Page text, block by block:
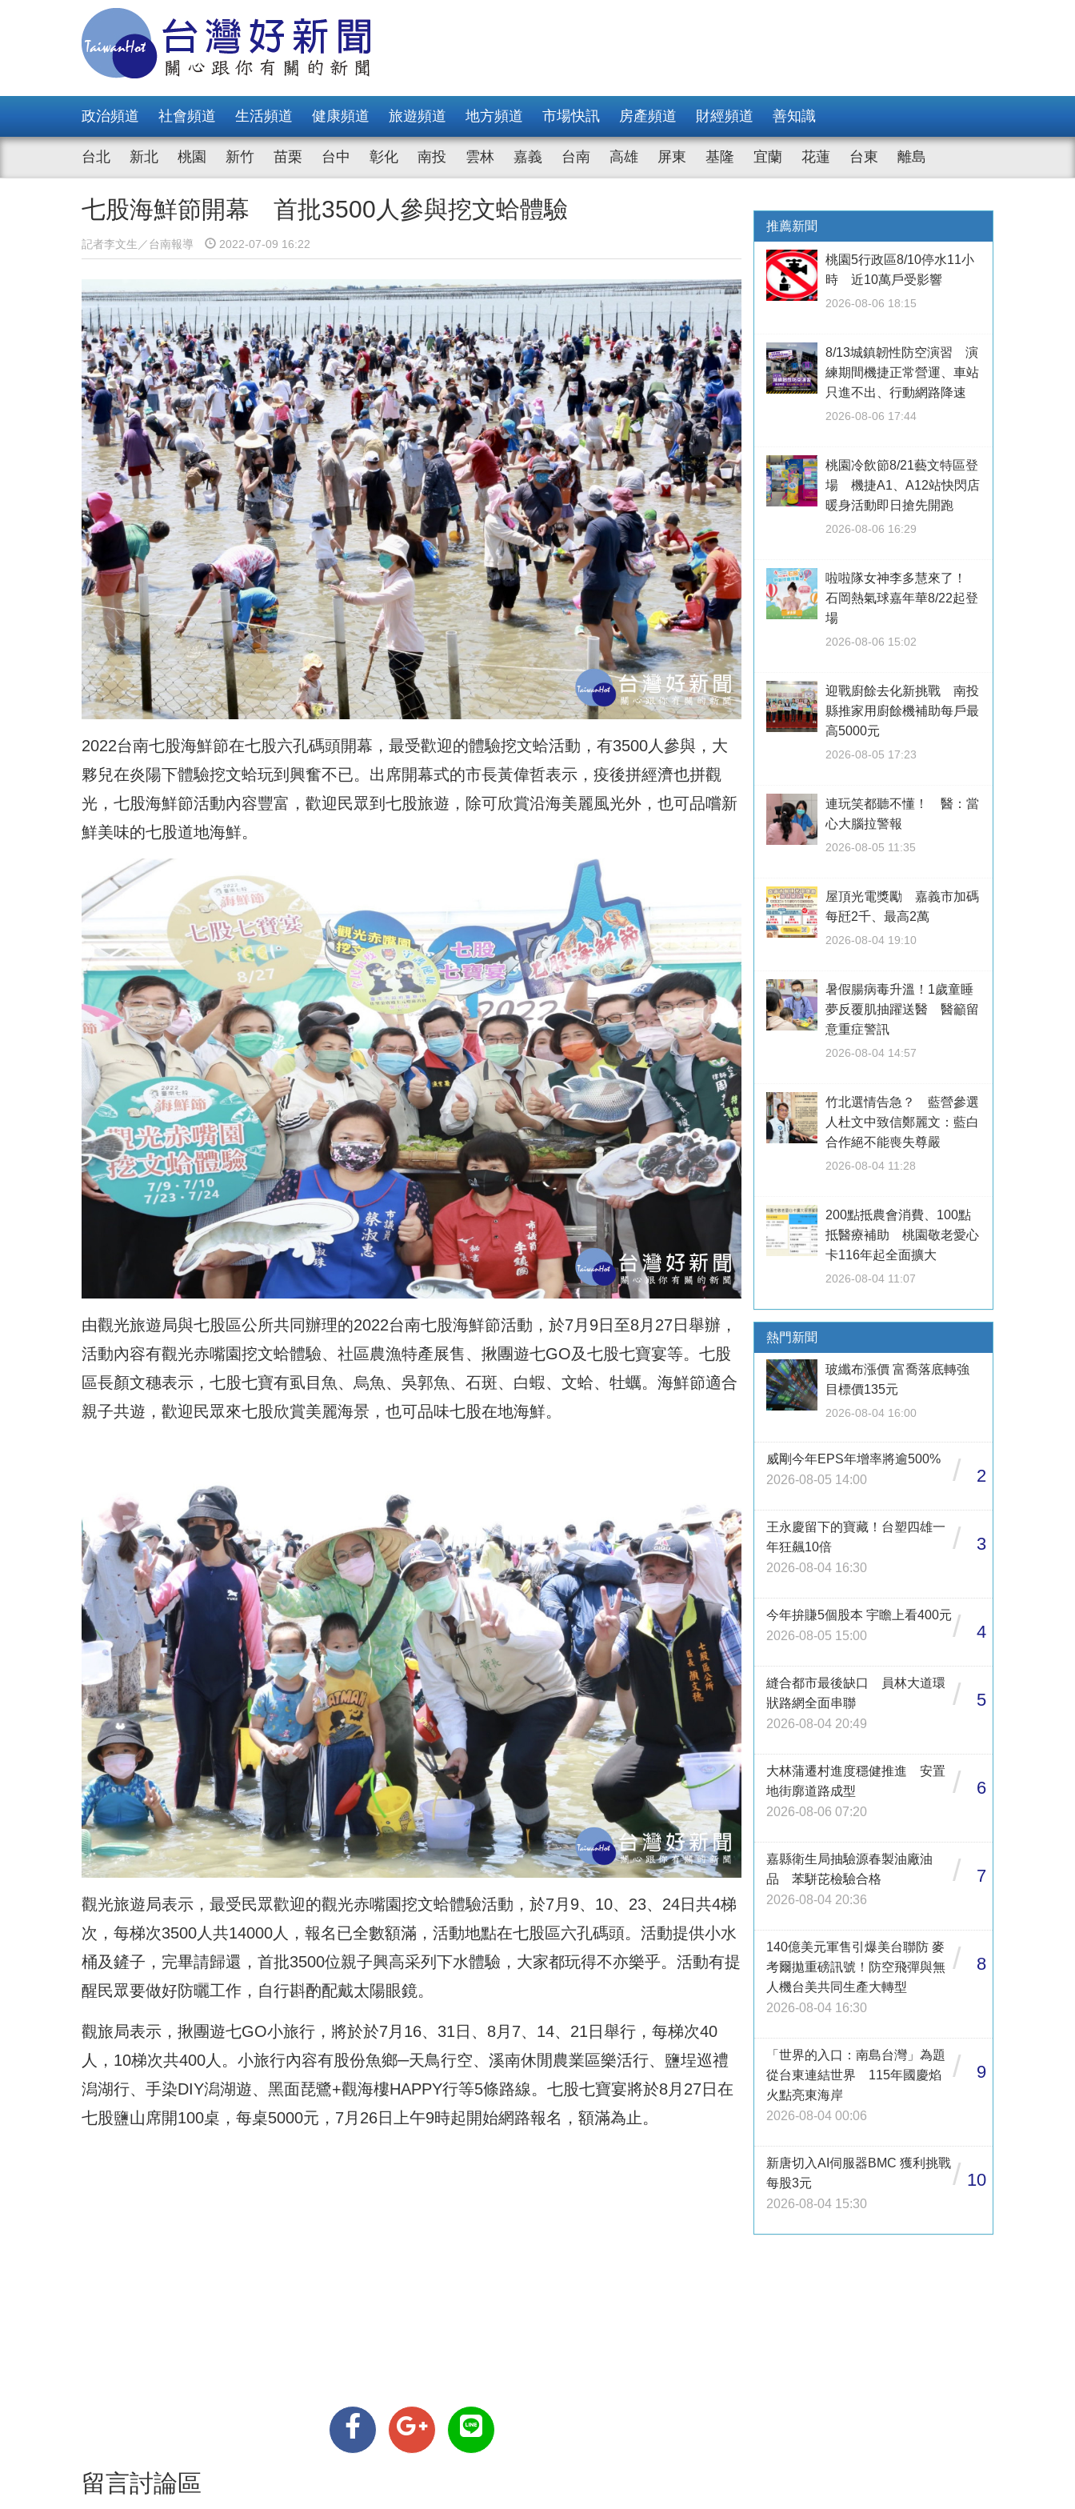
政治頻道 社會頻道 生活頻道 健康頻道 旅遊頻道 地方頻道 市場快訊 房產頻道 財經頻道 善知識
台北 新北 桃園 新竹 苗栗 台中 彰化 南投 雲林 嘉義 台南 高雄 屏東 基隆 宜蘭 花蓮 台東 離島
七股海鮮節開幕 首批3500人參與挖文蛤體驗
記者李文生／台南報導 2022-07-09 16:22
2022台南七股海鮮節在七股六孔碼頭開幕，最受歡迎的體驗挖文蛤活動，有3500人參與，大
夥兒在炎陽下體驗挖文蛤玩到興奮不已。出席開幕式的市長黃偉哲表示，疫後拼經濟也拼觀
光，七股海鮮節活動內容豐富，歡迎民眾到七股旅遊，除可欣賞沿海美麗風光外，也可品嚐新
鮮美味的七股道地海鮮。
由觀光旅遊局與七股區公所共同辦理的2022台南七股海鮮節活動，於7月9日至8月27日舉辦，
活動內容有觀光赤嘴園挖文蛤體驗、社區農漁特產展售、揪團遊七GO及七股七寶宴等。七股
區長顏文穗表示，七股七寶有虱目魚、烏魚、吳郭魚、石斑、白蝦、文蛤、牡蠣。海鮮節適合
親子共遊，歡迎民眾來七股欣賞美麗海景，也可品味七股在地海鮮。
觀光旅遊局表示，最受民眾歡迎的觀光赤嘴園挖文蛤體驗活動，於7月9、10、23、24日共4梯
次，每梯次3500人共14000人，報名已全數額滿，活動地點在七股區六孔碼頭。活動提供小水
桶及鏟子，完畢請歸還，首批3500位親子興高采列下水體驗，大家都玩得不亦樂乎。活動有提
醒民眾要做好防曬工作，自行斟酌配戴太陽眼鏡。
觀旅局表示，揪團遊七GO小旅行，將於於7月16、31日、8月7、14、21日舉行，每梯次40
人，10梯次共400人。小旅行內容有股份魚鄉─天鳥行空、溪南休閒農業區樂活行、鹽埕巡禮
潟湖行、手染DIY潟湖遊、黑面琵鷺+觀海樓HAPPY行等5條路線。七股七寶宴將於8月27日在
七股鹽山席開100桌，每桌5000元，7月26日上午9時起開始網路報名，額滿為止。
留言討論區
推薦新聞
桃園5行政區8/10停水11小
時 近10萬戶受影響
2026-08-06 18:15
8/13城鎮韌性防空演習 演
練期間機捷正常營運、車站
只進不出、行動網路降速
2026-08-06 17:44
桃園冷飲節8/21藝文特區登
場 機捷A1、A12站快閃店
暖身活動即日搶先開跑
2026-08-06 16:29
啦啦隊女神李多慧來了！
石岡熱氣球嘉年華8/22起登
場
2026-08-06 15:02
迎戰廚餘去化新挑戰 南投
縣推家用廚餘機補助每戶最
高5000元
2026-08-05 17:23
連玩笑都聽不懂！ 醫：當
心大腦拉警報
2026-08-05 11:35
屋頂光電獎勵 嘉義市加碼
每瓩2千、最高2萬
2026-08-04 19:10
暑假腸病毒升溫！1歲童睡
夢反覆肌抽躍送醫 醫籲留
意重症警訊
2026-08-04 14:57
竹北選情告急？ 藍營參選
人杜文中致信鄭麗文：藍白
合作絕不能喪失尊嚴
2026-08-04 11:28
200點抵農會消費、100點
抵醫療補助 桃園敬老愛心
卡116年起全面擴大
2026-08-04 11:07
熱門新聞
玻纖布漲價 富喬落底轉強
目標價135元
2026-08-04 16:00
威剛今年EPS年增率將逾500%
2026-08-05 14:00
/ 2
王永慶留下的寶藏！台塑四雄一
年狂飆10倍
2026-08-04 16:30
/ 3
今年拚賺5個股本 宇瞻上看400元
2026-08-05 15:00
/ 4
縫合都市最後缺口 員林大道環
狀路網全面串聯
2026-08-04 20:49
/ 5
大林蒲遷村進度穩健推進 安置
地街廓道路成型
2026-08-06 07:20
/ 6
嘉縣衛生局抽驗源春製油廠油
品 苯駢芘檢驗合格
2026-08-04 20:36
/ 7
140億美元軍售引爆美台聯防 麥
考爾拋重磅訊號！防空飛彈與無
人機台美共同生產大轉型
2026-08-04 16:30
/ 8
「世界的入口：南島台灣」為題
從台東連結世界 115年國慶焰
火點亮東海岸
2026-08-04 00:06
/ 9
新唐切入AI伺服器BMC 獲利挑戰
每股3元
2026-08-04 15:30
/ 10